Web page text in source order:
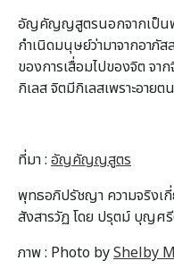
อัญคัญญสูตรนอกจากเป็นพ
กำเนิดมนุษย์ว่ามาจากอาภัส
ของการเสื่อมไปของจิต จ
กิเลส จิตมีกิเลสเพราะอาย
ที่มา : อัญคัญญสูตร
พุทธอภิปรัชญา ความจริงเ
สังสารวัฏ โดย ปรุตม์ บุญศ
ภาพ : Photo byShelby